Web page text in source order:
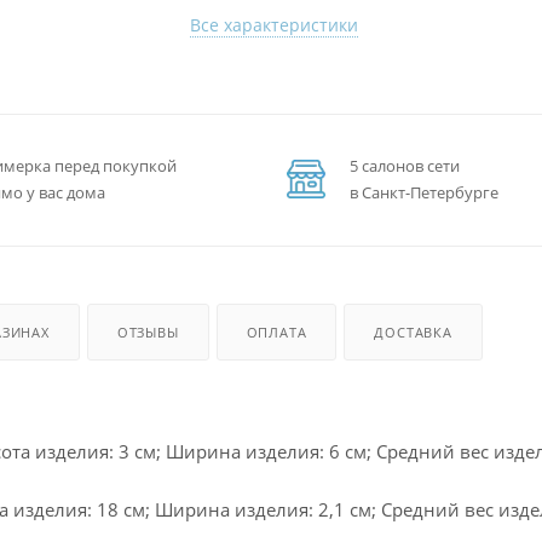
Все характеристики
перед покупкой
у вас дома
5 салонов сети
в Санкт-Петербурге
ОТЗЫВЫ ОПЛАТА ДОСТАВКА
изделия: 3 см; Ширина изделия: 6 см; Средний вес
18 см; Ширина изделия: 2,1 см; Средний вес